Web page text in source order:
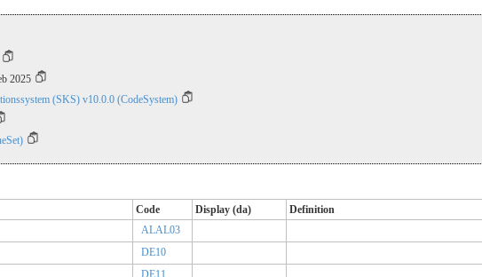
2025
(SKS) v10.0.0 (CodeSystem)
Code Display (da) Definition
ALAL03
DE10
DE11